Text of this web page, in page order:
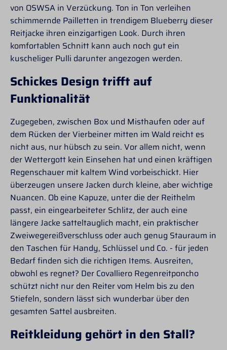
Reißverschlusstaschen-
Innentasche mit Netz-
separate Innentasche
für Powerbank-Taille
individuell
grössenverstellbar-
abnehmare und
verstellbare Kapuze-
Kapuze durch
weichem Fleece-
Powerbank 500mAh/1A
5V wird mitgeliefert-
Ladekabel für
Powerbank vorhanden-
warme Ärmelbündchen-
lange Reitschlitze an
den Seiten mit
reflektierendem
Innendruck auf
Faltenboden-
abnehmbarer
Schlüsselanhänger-
moderne quadratische
Steppung-
wasserdichtes
Membranmaterial-
warme Wattefüllung
Länge in Gr. S: 105cm
von OSWSA in Verzückung. Ton in Ton verleihen
schimmernde Pailletten in trendigem Blueberry dieser
Reitjacke ihren einzigartigen Look. Durch ihren
komfortablen Schnitt kann auch noch gut ein
kuscheliger Pulli darunter angezogen werden.
Schickes Design trifft auf
Funktionalität
Zugegeben, zwischen Box und Misthaufen oder auf
dem Rücken der Vierbeiner mitten im Wald reicht es
nicht aus, nur hübsch zu sein. Vor allem nicht, wenn
der Wettergott kein Einsehen hat und einen kräftigen
Regenschauer mit kaltem Wind vorbeischickt. Hier
überzeugen unsere Jacken durch kleine, aber wichtige
Nuancen. Ob eine Kapuze, unter die der Reithelm
passt, ein eingearbeiteter Schlitz, der auch eine
längere Jacke satteltauglich macht, ein praktischer
Zweiwegereißverschluss oder auch genug Stauraum in
den Taschen für Handy, Schlüssel und Co. - für jeden
Bedarf finden sich die richtigen Items. Ausreiten,
obwohl es regnet? Der Covalliero Regenreitponcho
schützt nicht nur den Reiter vom Helm bis zu den
Stiefeln, sondern lässt sich wunderbar über den
gesamten Sattel ausbreiten.
Reitkleidung gehört in den Stall?